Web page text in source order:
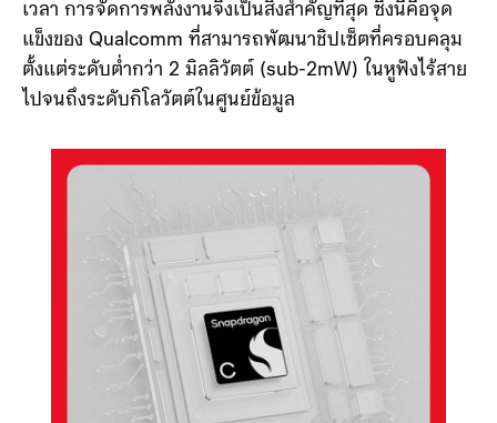
ไม่พอวันอยู่แล้ว
แต่หลังจากนี้เมื่อ AI ต้องประมวลผลอยู่เบื้องหลังตลอด
เวลา การจัดการพลังงานจึงเป็นสิ่งสำคัญที่สุด ซึ่งนี่คือจุด
ตั้งแต่ระดับต่ำกว่า 2 มิลลิวัตต์ (sub-2mW) ในหูฟังไร้สาย
ไปจนถึงระดับกิโลวัตต์ในศูนย์ข้อมูล